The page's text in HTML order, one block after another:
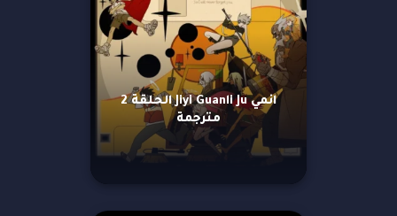
انمي Jiyi Guanli Ju الحلقة 2
مترجمة